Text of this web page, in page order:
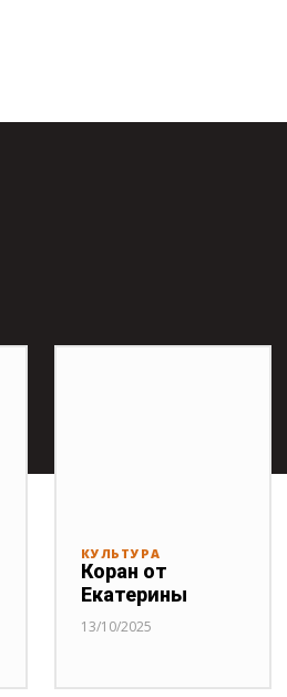
КУЛЬТУРА
Коран от
Екатерины
13/10/2025